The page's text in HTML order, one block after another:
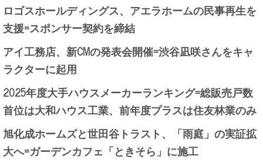
ロゴスホールディングス、アエラホームの民事再生を
支援=スポンサー契約を締結
アイ工務店、新CMの発表会開催=渋谷凪咲さんをキャ
ラクターに起用
2025年度大手ハウスメーカーランキング=総販売戸数
首位は大和ハウス工業、前年度プラスは住友林業のみ
旭化成ホームズと世田谷トラスト、「雨庭」の実証拡
大へ=ガーデンカフェ「ときそら」に施工